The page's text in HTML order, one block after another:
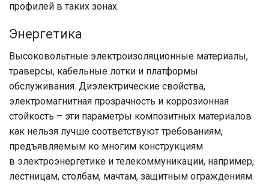
профилей в таких зонах.
Энергетика
Высоковольтные электроизоляционные материалы,
траверсы, кабельные лотки и платформы
обслуживания. Диэлектрические свойства,
электромагнитная прозрачность и коррозионная
стойкость – эти параметры композитных материалов
как нельзя лучше соответствуют требованиям,
предъявляемым ко многим конструкциям
в электроэнергетике и телекоммуникации, например,
лестницам, столбам, мачтам, защитным ограждениям.